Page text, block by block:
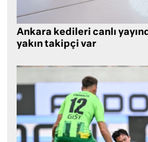
Ankara kedileri canlı
yakın takipçi var